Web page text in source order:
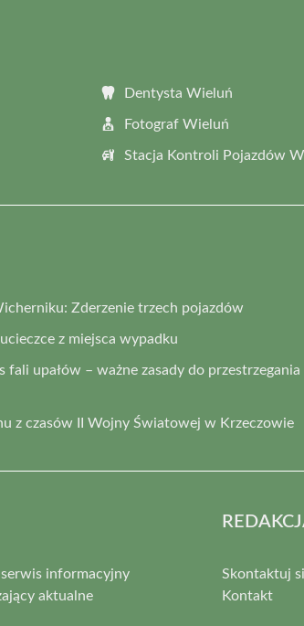
Dentysta Wieluń
Fotograf Wieluń
Stacja Kontroli Pojazdów
Zderzenie trzech pojazdów
z miejsca wypadku
fali upałów – ważne zasady do przestrzegania
z czasów II Wojny Światowej w Krzeczowie
informacyjny
aktualne
Skontaktuj
Kontakt